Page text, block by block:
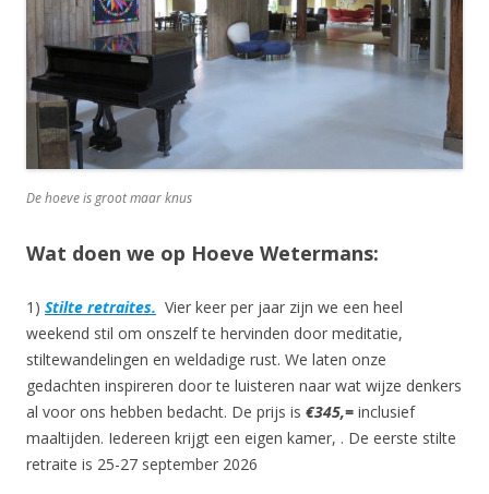
De hoeve is groot maar knus
Wat doen we op Hoeve Wetermans:
1) Stilte retraites. Vier keer per jaar zijn we een heel
weekend stil om onszelf te hervinden door meditatie,
stiltewandelingen en weldadige rust. We laten onze
gedachten inspireren door te luisteren naar wat wijze denkers
al voor ons hebben bedacht. De prijs is €345,= inclusief
maaltijden. Iedereen krijgt een eigen kamer, . De eerste stilte
retraite is 25-27 september 2026